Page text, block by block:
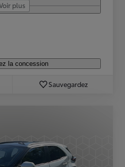
plus
la concession
Sauvegardez